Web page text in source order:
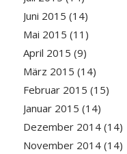
Juni 2015 (14)
Mai 2015 (11)
April 2015 (9)
März 2015 (14)
Februar 2015 (15)
Januar 2015 (14)
Dezember 2014(14)
November 2014(14)